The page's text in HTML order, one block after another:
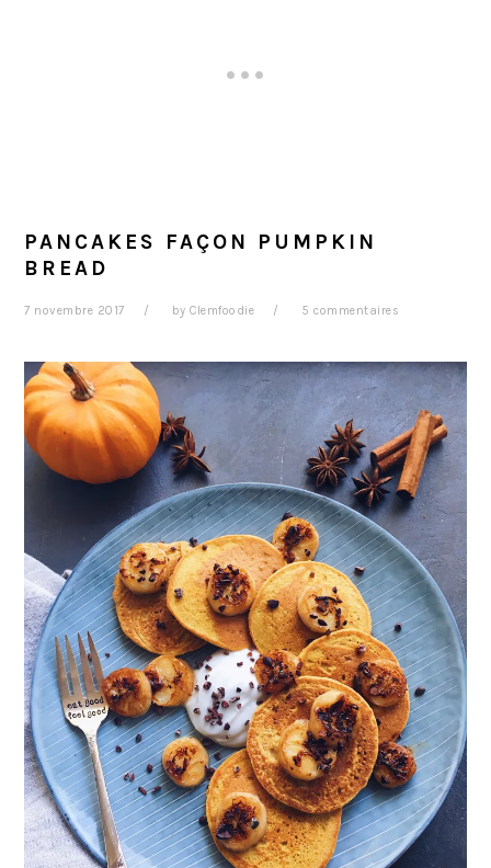
PANCAKES FAÇON PUMPKIN
BREAD
7 novembre 2017 byClemfoodie 5 commentaires